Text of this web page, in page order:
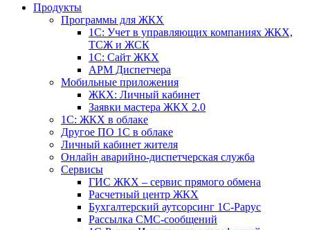
Продукты
Программы для ЖКХ
1С: Учет в управляющих компаниях ЖКХ,
ТСЖ и ЖСК
1С: Сайт ЖКХ
АРМ Диспетчера
Мобильные приложения
ЖКХ: Личный кабинет
Заявки мастера ЖКХ 2.0
1С: ЖКХ в облаке
Другое ПО 1С в облаке
Личный кабинет жителя
Онлайн аварийно-диспетчерская служба
Сервисы
ГИС ЖКХ – сервис прямого обмена
Расчетный центр ЖКХ
Бухгалтерский аутсорсинг 1С-Рарус
Рассылка СМС-сообщений